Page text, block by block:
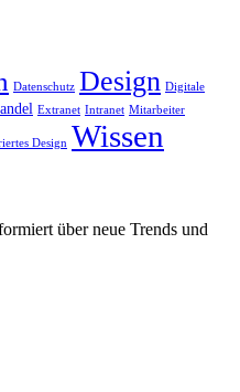
Datenschutz Design Digitale
Extranet Intranet Mitarbeiter
Design Wissen
über neue Trends und